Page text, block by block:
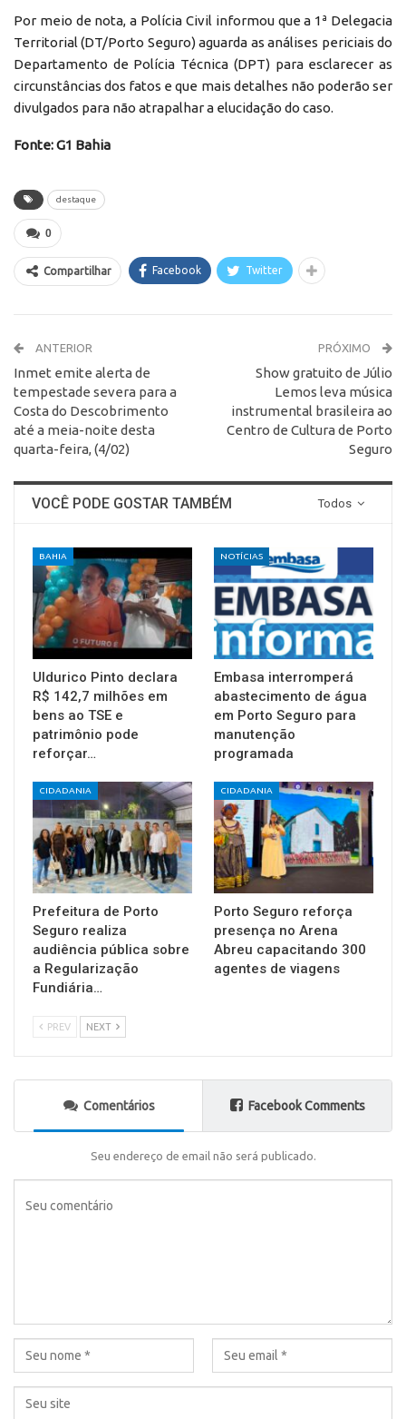
Por meio de nota, a Polícia Civil informou que a 1ª Delegacia
Territorial (DT/Porto Seguro) aguarda as análises periciais do
Departamento de Polícia Técnica (DPT) para esclarecer as
circunstâncias dos fatos e que mais detalhes não poderão ser
divulgados para não atrapalhar a elucidação do caso.
Fonte: G1 Bahia
destaque
0
Compartilhar Facebook Twitter
ANTERIOR
Inmet emite alerta de
tempestade severa para a
Costa do Descobrimento
até a meia-noite desta
quarta-feira, (4/02)
PRÓXIMO
Show gratuito de Júlio
Lemos leva música
instrumental brasileira ao
Centro de Cultura de Porto
Seguro
Todos
VOCÊ PODE GOSTAR TAMBÉM
BAHIA
Uldurico Pinto declara
R$ 142,7 milhões em
bens ao TSE e
patrimônio pode
reforçar…
NOTÍCIAS
Embasa interromperá
abastecimento de água
em Porto Seguro para
manutenção
programada
CIDADANIA
Prefeitura de Porto
Seguro realiza
audiência pública sobre
a Regularização
Fundiária…
CIDADANIA
Porto Seguro reforça
presença no Arena
Abreu capacitando 300
agentes de viagens
PREV NEXT
Comentários Facebook Comments
Seu endereço de email não será publicado.